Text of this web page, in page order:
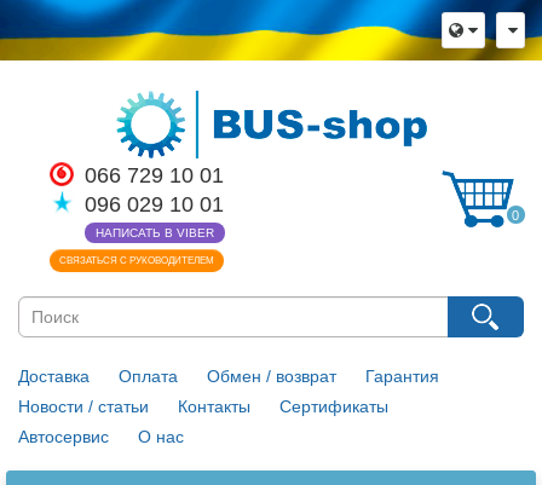
066 729 10 01
096 029 10 01
НАПИСАТЬ В VIBER
СВЯЗАТЬСЯ С РУКОВОДИТЕЛЕМ
0
Доставка Оплата Обмен / возврат
Гарантия
Новости / статьи
Контакты
Сертификаты
Автосервис
О нас
×
Язык магазина
Выберите пожалуйста язык магазина
Русский
Українська
Закрыть